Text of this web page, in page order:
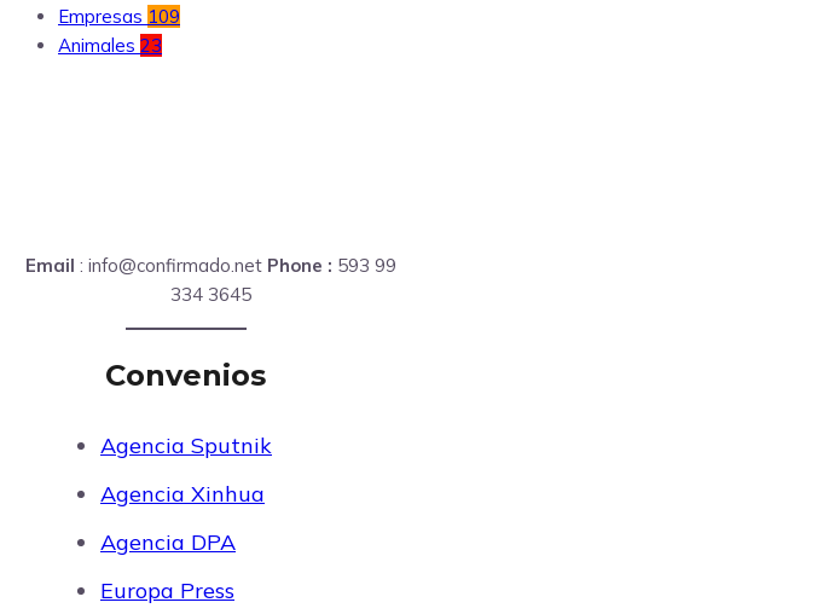
Empresas 109
Animales 23
Email : info@confirmado.net Phone : 593 99
334 3645
Convenios
Agencia Sputnik
Agencia Xinhua
Agencia DPA
Europa Press